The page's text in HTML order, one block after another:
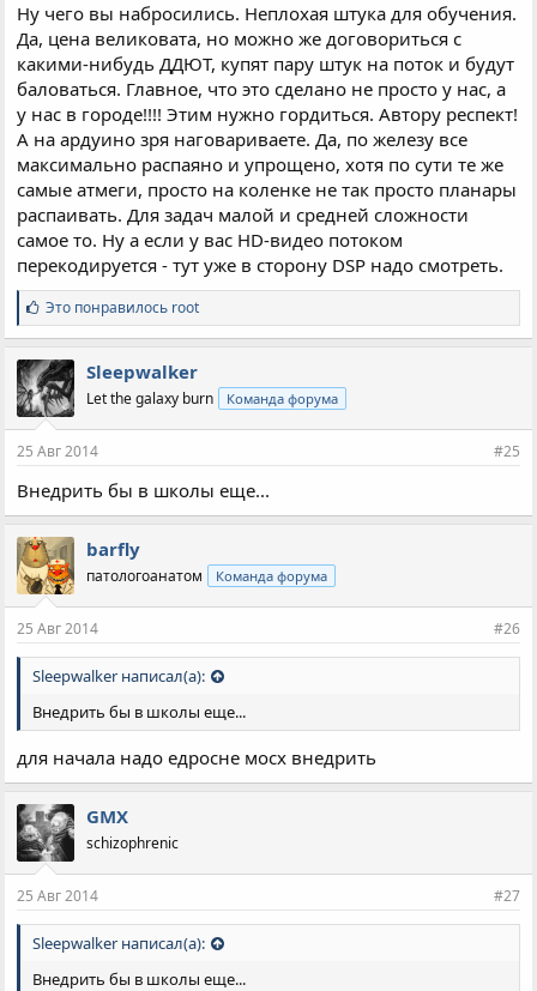
Ну чего вы набросились. Неплохая штука для обучения.
Да, цена великовата, но можно же договориться с
какими-нибудь ДДЮТ, купят пару штук на поток и будут
баловаться. Главное, что это сделано не просто у нас, а
у нас в городе!!!! Этим нужно гордиться. Автору респект!
А на ардуино зря наговариваете. Да, по железу все
максимально распаяно и упрощено, хотя по сути те же
самые атмеги, просто на коленке не так просто планары
распаивать. Для задач малой и средней сложности
самое то. Ну а если у вас HD-видео потоком
перекодируется - тут уже в сторону DSP надо смотреть.
С
и
м
п
а
т
и
:
Это понравилось root
Sleepwalker
Let the galaxy burn Команда форума
25 Авг 2014 #25
Внедрить бы в школы еще...
barfly
патологоанатом Команда форума
25 Авг 2014 #26
Sleepwalker написал(а):
Внедрить бы в школы еще...
для начала надо едросне мосх внедрить
GMX
schizophrenic
25 Авг 2014 #27
Sleepwalker написал(а):
Внедрить бы в школы еще...